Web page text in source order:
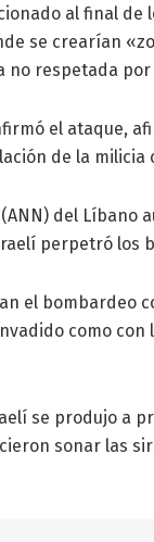
al final de
se crearían
no respetada
el ataque,
de la milicia
del Líbano
perpetró los
el bombardeo
como
se produjo a
sonar las